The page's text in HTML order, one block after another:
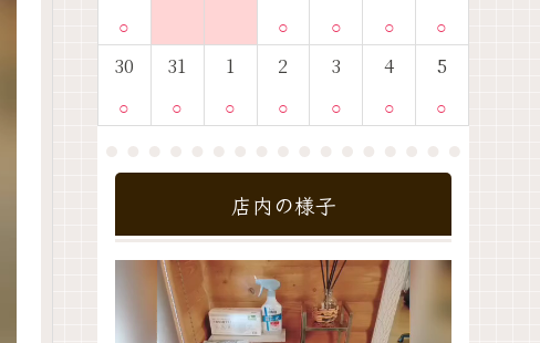
○ ○ ○ ○ ○
30
○
31
○
1
○
2
○
3
○
4
○
5
○
店内の様子